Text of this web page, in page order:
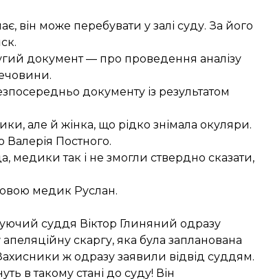
він може перебувати у залі суду. За його
документ — про проведення аналізу
документу із результатом
але й жінка, що рідко знімала окуляри.
Валерія Постного.
так і не змогли ствердно сказати,
медик Руслан.
суддя Віктор Глиняний одразу
скаргу, яка була запланована
ж одразу заявили відвід суддям.
в такому стані до суду! Він